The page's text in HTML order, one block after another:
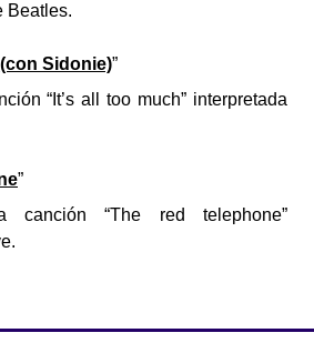
Beatles.
(con Sidonie)”
“It’s all too much” interpretada
”
“The red telephone”